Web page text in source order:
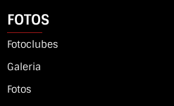
FOTOS
Fotoclubes
Galeria
Fotos